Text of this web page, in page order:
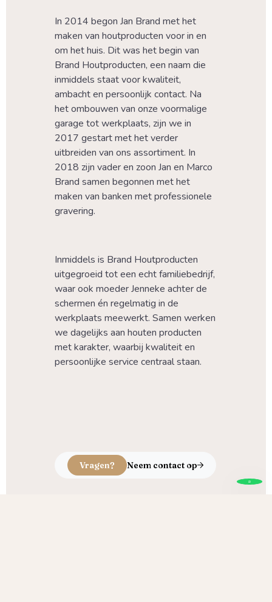
In 2014 begon Jan Brand met het
maken van houtproducten voor in en
om het huis. Dit was het begin van
Brand Houtproducten, een naam die
inmiddels staat voor kwaliteit,
ambacht en persoonlijk contact. Na
het ombouwen van onze voormalige
garage tot werkplaats, zijn we in
2017 gestart met het verder
uitbreiden van ons assortiment. In
2018 zijn vader en zoon Jan en Marco
Brand samen begonnen met het
maken van banken met professionele
gravering.
Inmiddels is Brand Houtproducten
uitgegroeid tot een echt familiebedrijf,
waar ook moeder Jenneke achter de
schermen én regelmatig in de
werkplaats meewerkt. Samen werken
we dagelijks aan houten producten
met karakter, waarbij kwaliteit en
persoonlijke service centraal staan.
Vragen? Neem contact op